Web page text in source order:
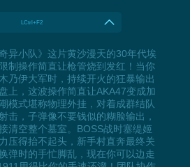
LCtrl+F2
异小队》这片黄沙漫天的30年代埃
制操作简直让枪管烧到发红！当你
乃伊大军时，持续开火的狂暴输出
上，这波操作简直让AKA47变成加
模式堪称物理外挂，对着成群结队
击，子弹像不要钱似的糊脸输出，
清空整个墓室。BOSS战时塞缇姬
压得抬不起头，新手村直奔最终关
弹时的手忙脚乱，现在你可以边走